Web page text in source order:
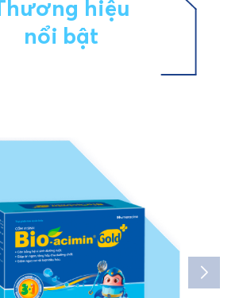
hiệu
nổi bật